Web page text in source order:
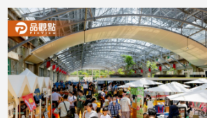
活
建
築/
室
內
設
計